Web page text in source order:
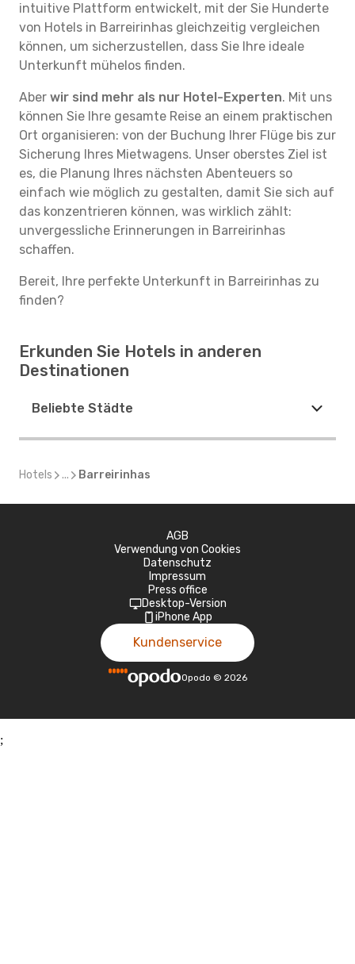
intuitive Plattform entwickelt, mit der Sie Hunderte
von Hotels in Barreirinhas gleichzeitig vergleichen
können, um sicherzustellen, dass Sie Ihre ideale
Unterkunft mühelos finden.
Aber wir sind mehr als nur Hotel-Experten. Mit uns
können Sie Ihre gesamte Reise an einem praktischen
Ort organisieren: von der Buchung Ihrer Flüge bis zur
Sicherung Ihres Mietwagens. Unser oberstes Ziel ist
es, die Planung Ihres nächsten Abenteuers so
einfach wie möglich zu gestalten, damit Sie sich auf
das konzentrieren können, was wirklich zählt:
unvergessliche Erinnerungen in Barreirinhas
schaffen.
Bereit, Ihre perfekte Unterkunft in Barreirinhas zu
finden?
Erkunden Sie Hotels in anderen
Destinationen
Beliebte Städte
Hotels ... Barreirinhas
AGB
Verwendung von Cookies
Datenschutz
Impressum
Press office
Desktop-Version
iPhone App
Kundenservice
Opodo © 2026
;